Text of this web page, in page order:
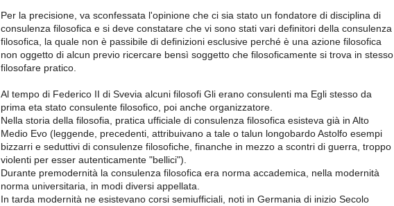
Per la precisione, va sconfessata l'opinione che ci sia stato un fondatore di disciplina di
consulenza filosofica e si deve constatare che vi sono stati vari definitori della consulenza
filosofica, la quale non è passibile di definizioni esclusive perché è una azione filosofica
non oggetto di alcun previo ricercare bensì soggetto che filosoficamente si trova in stesso
filosofare pratico.
Al tempo di Federico II di Svevia alcuni filosofi Gli erano consulenti ma Egli stesso da
prima eta stato consulente filosofico, poi anche organizzatore.
Nella storia della filosofia, pratica ufficiale di consulenza filosofica esisteva già in Alto
Medio Evo (leggende, precedenti, attribuivano a tale o talun longobardo Astolfo esempi
bizzarri e seduttivi di consulenze filosofiche, finanche in mezzo a scontri di guerra, troppo
violenti per esser autenticamente "bellici").
Durante premodernità la consulenza filosofica era norma accademica, nella modernità
norma universitaria, in modi diversi appellata.
In tarda modernità ne esistevano corsi semiufficiali, noti in Germania di inizio Secolo